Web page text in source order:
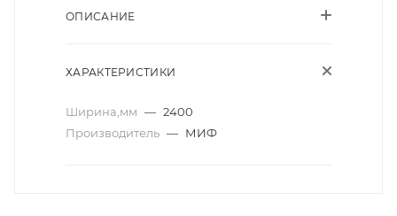
ОПИСАНИЕ
ХАРАКТЕРИСТИКИ
Ширина,мм — 2400
Производитель — МИФ